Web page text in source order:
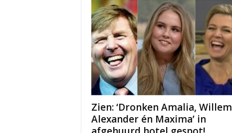
Zien: ‘Dronken Amalia, Willem
Alexander én Maxima’ in